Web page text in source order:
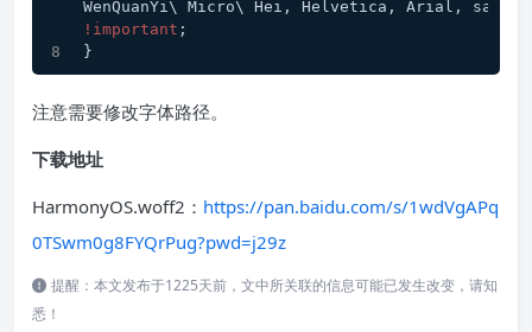
!important ;
}
注意需要修改字体路径。
下载地址
HarmonyOS.woff2： https://pan.baidu.com/s/1wdVgAPq
0TSwm0g8FYQrPug?pwd=j29z
提醒：本文发布于1225天前，文中所关联的信息可能已发生改变，请知
悉！